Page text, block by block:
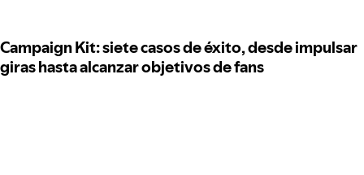
Campaign Kit: siete casos de éxito, desde impulsar
giras hasta alcanzar objetivos de fans